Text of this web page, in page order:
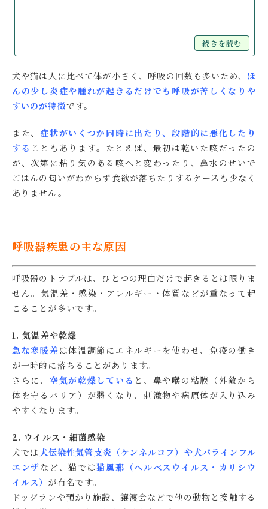
続きを読む
犬や猫は人に比べて体が小さく、呼吸の回数も多いため、 ほ
んの少し炎症や腫れが起きるだけでも呼吸が苦しくなりや
すいのが特徴です。
また、症状がいくつか同時に出たり、段階的に悪化したり
する こともあります。たとえば、最初は乾いた咳だったの
が、次第に粘り気のある咳へと変わったり、鼻水のせいで
ごはんの匂いがわからず食欲が落ちたりするケースも少なく
ありません。
呼吸器疾患の主な原因
呼吸器のトラブルは、ひとつの理由だけで起きるとは限りま
せん。気温差・感染・アレルギー・体質などが重なって起
こることが多いです。
1. 気温差や乾燥
急な寒暖差は体温調節にエネルギーを使わせ、免疫の働き
が一時的に落ちることがあります。
さらに、 空気が乾燥している と、鼻や喉の粘膜（外敵から
体を守るバリア）が弱くなり、刺激物や病原体が入り込み
やすくなります。
2. ウイルス・細菌感染
犬では 犬伝染性気管支炎（ケンネルコフ）や犬パラインフル
エンザなど、猫では猫風邪（ヘルペスウイルス・カリシウ
イルス） が有名です。
ドッグランや預かり施設、譲渡会などで他の動物と接触する